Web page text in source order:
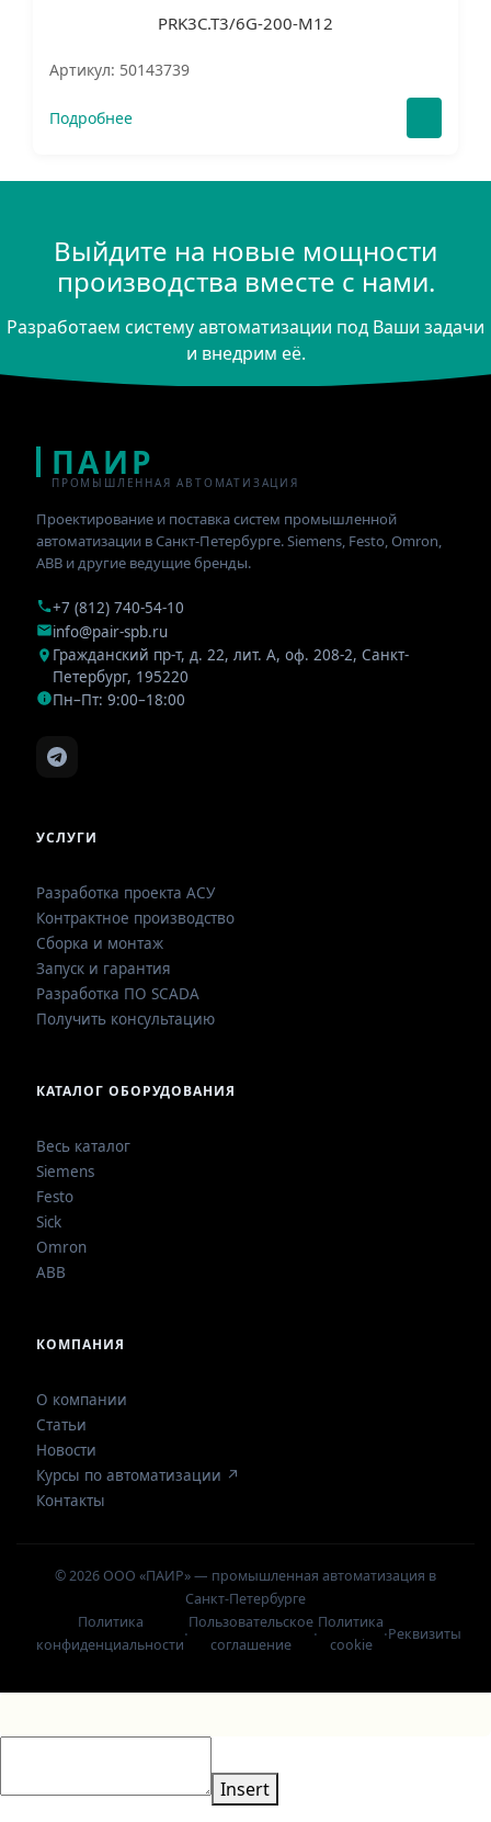
PRK3C.T3/6G-200-M12
Артикул: 50143739
Подробнее
Выйдите на новые мощности
производства вместе с нами.
Разработаем систему автоматизации под Ваши задачи
и внедрим её.
ПАИР
ПРОМЫШЛЕННАЯ АВТОМАТИЗАЦИЯ
Проектирование и поставка систем промышленной
автоматизации в Санкт-Петербурге. Siemens, Festo, Omron,
ABB и другие ведущие бренды.
+7 (812) 740-54-10
info@pair-spb.ru
Гражданский пр-т, д. 22, лит. А, оф. 208-2, Санкт-
Петербург, 195220
Пн–Пт: 9:00–18:00
УСЛУГИ
Разработка проекта АСУ
Контрактное производство
Сборка и монтаж
Запуск и гарантия
Разработка ПО SCADA
Получить консультацию
КАТАЛОГ ОБОРУДОВАНИЯ
Весь каталог
Siemens
Festo
Sick
Omron
ABB
КОМПАНИЯ
О компании
Статьи
Новости
Курсы по автоматизации ↗
Контакты
© 2026 ООО «ПАИР» — промышленная автоматизация в
Санкт-Петербурге
Политика
конфиденциальности
·
Пользовательское
соглашение
·
Политика
cookie
·Реквизиты
Insert